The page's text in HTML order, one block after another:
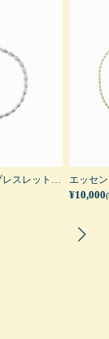
エッセンスメタルブレスレット(シルバー)
¥10,000